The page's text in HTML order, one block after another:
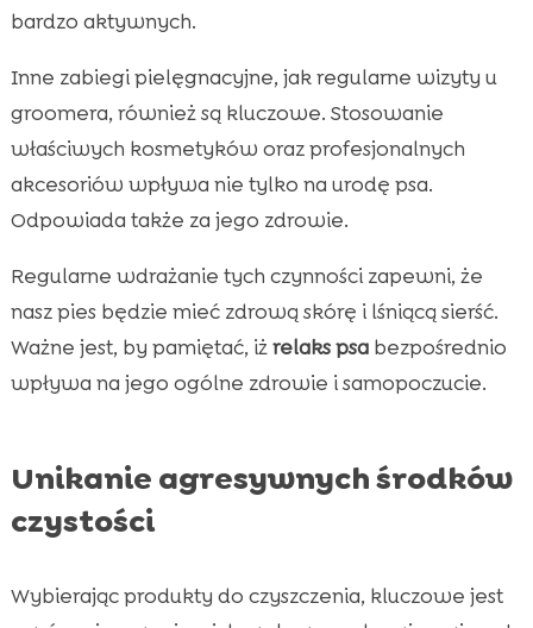
bardzo aktywnych.
Inne zabiegi pielęgnacyjne, jak regularne wizyty u
groomera, również są kluczowe. Stosowanie
właściwych kosmetyków oraz profesjonalnych
akcesoriów wpływa nie tylko na urodę psa.
Odpowiada także za jego zdrowie.
Regularne wdrażanie tych czynności zapewni, że
nasz pies będzie mieć zdrową skórę i lśniącą sierść.
Ważne jest, by pamiętać, iżrelaks psabezpośrednio
wpływa na jego ogólne zdrowie i samopoczucie.
Unikanie agresywnych środków
czystości
Wybierając produkty do czyszczenia, kluczowe jest